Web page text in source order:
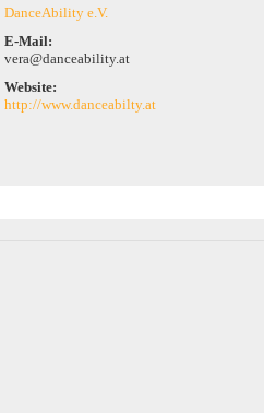
DanceAbility e.V.
E-Mail:
vera@danceability.at
Website:
http://www.danceabilty.at